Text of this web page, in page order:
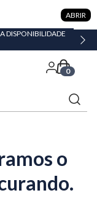
ABRIR
DISPONIBILIDADE
0
o